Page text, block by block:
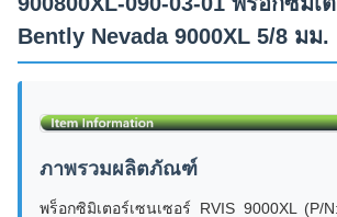
Bently Nevada 9000XL 5/8 มม.
ภาพรวมผลิตภัณฑ์
พร็อกซิมิเตอร์เซนเซอร์ RVIS 9000XL (P/